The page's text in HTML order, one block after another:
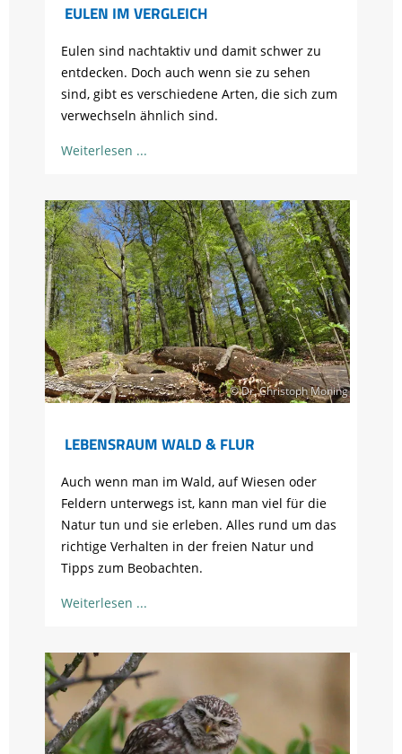
EULEN IM VERGLEICH
Eulen sind nachtaktiv und damit schwer zu
entdecken. Doch auch wenn sie zu sehen
sind, gibt es verschiedene Arten, die sich zum
verwechseln ähnlich sind.
Weiterlesen
© Dr. Christoph Moning
LEBENSRAUM WALD & FLUR
Auch wenn man im Wald, auf Wiesen oder
Feldern unterwegs ist, kann man viel für die
Natur tun und sie erleben. Alles rund um das
richtige Verhalten in der freien Natur und
Tipps zum Beobachten.
Weiterlesen